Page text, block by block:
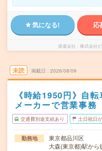
気になる! 応
派遣会社 株式会社
未読 掲載日 2026/08/09
《時給1950円》自
メーカーで営業事務
交通費別途支給あり 土日祝日
勤務地
東京都品川区
大森(東京都)駅か